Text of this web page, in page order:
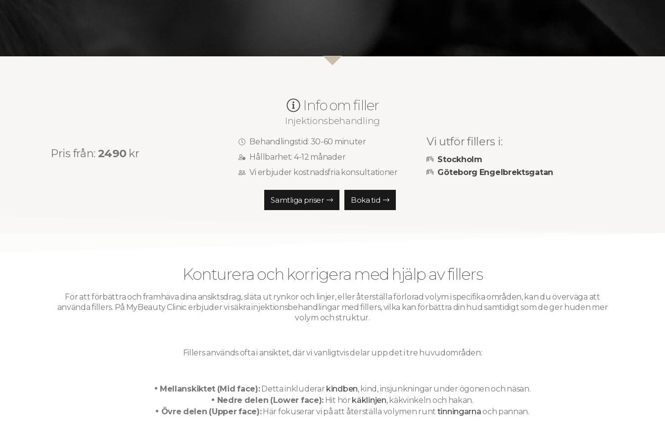
Info om filler
Injektionsbehandling
Pris från: 2490 kr
Behandlingstid: 30-60 minuter​
Hållbarhet: 4-12 månader
Vi erbjuder kostnadsfria konsultationer
Vi utför fillers i:
Stockholm
Göteborg Engelbrektsgatan
Samtliga priser Boka tid
Konturera och korrigera med hjälp av fillers
För att förbättra och framhäva dina ansiktsdrag, släta ut rynkor och linjer, eller återställa förlorad volym i specifika områden, kan du överväga att
använda fillers. På MyBeauty Clinic erbjuder vi säkra injektionsbehandlingar med fillers, vilka kan förbättra din hud samtidigt som de ger huden mer
volym och struktur.
Fillers används ofta i ansiktet, där vi vanligtvis delar upp det i tre huvudområden:
Mellanskiktet (Mid face):Detta inkluderar kindben, kind, insjunkningar under ögonen och näsan.
Nedre delen (Lower face): Hit hör käklinjen, käkvinkeln och hakan.
Övre delen (Upper face):Här fokuserar vi på att återställa volymen runt tinningarna och pannan.